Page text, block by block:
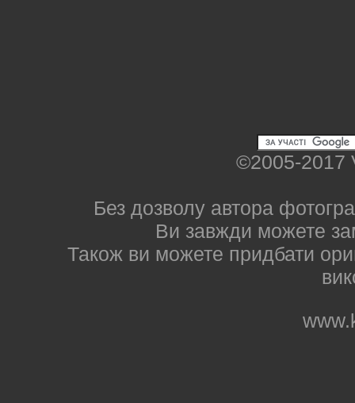
©2005-2017
Без дозволу автора
Ви завжди можете
Також ви можете придбати